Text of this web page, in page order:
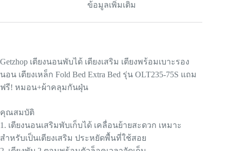
ข้อมูลเพิ่มเติม
Getzhop เตียงนอนพับได้ เตียงเสริม เตียงพร้อมเบาะรอง
นอน เตียงเหล็ก Fold Bed Extra Bed รุ่น OLT235-75S แถม
ฟรี! หมอน+ผ้าคลุมกันฝุ่น
คุณสมบัติ
1. เตียงนอนเสริมพับเก็บได้ เคลื่อนย้ายสะดวก เหมาะ
สำหรับเป็นเตียงเสริม ประหยัดพื้นที่ใช้สอย